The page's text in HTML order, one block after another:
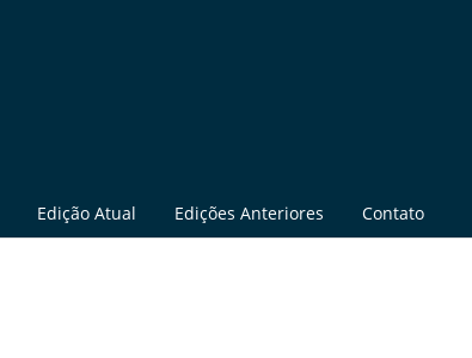
Edição Atual Edições Anteriores Contato